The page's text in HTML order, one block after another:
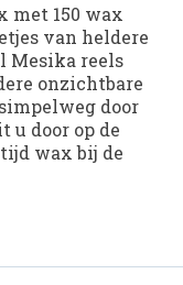
met 150 wax
van heldere
Mesika reels
onzichtbare
door
u door op de
wax bij de